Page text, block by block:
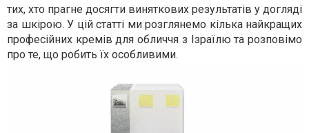
тих, хто прагне досягти виняткових результатів у догляді
за шкірою. У цій статті ми розглянемо кілька найкращих
професійних кремів для обличчя з Ізраїлю та розповімо
про те, що робить їх особливими.